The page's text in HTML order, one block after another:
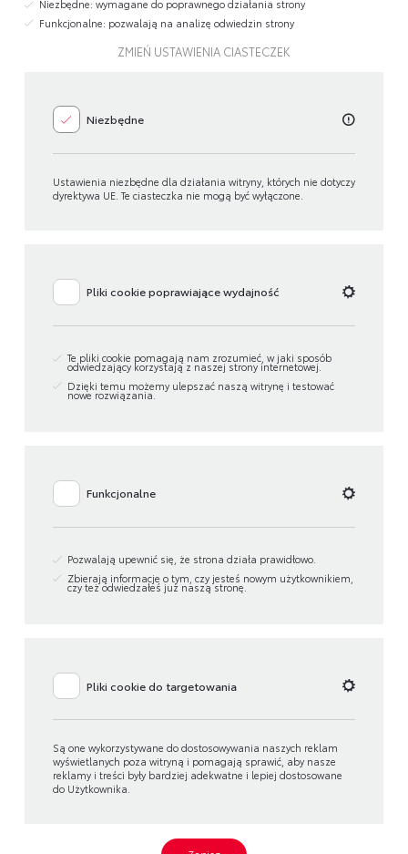
Niezbędne: wymagane do poprawnego działania strony
Funkcjonalne: pozwalają na analizę odwiedzin strony
ZMIEŃ USTAWIENIA CIASTECZEK
Niezbędne
Ustawienia niezbędne dla działania witryny, których nie dotyczy
dyrektywa UE. Te ciasteczka nie mogą być wyłączone.
Pliki cookie poprawiające wydajność
Te pliki cookie pomagają nam zrozumieć, w jaki sposób
odwiedzający korzystają z naszej strony internetowej.
Dzięki temu możemy ulepszać naszą witrynę i testować
nowe rozwiązania.
Funkcjonalne
Pozwalają upewnić się, że strona działa prawidłowo.
Zbierają informacje o tym, czy jesteś nowym użytkownikiem,
czy też odwiedzałeś już naszą stronę.
Pliki cookie do targetowania
Są one wykorzystywane do dostosowywania naszych reklam
wyświetlanych poza witryną i pomagają sprawić, aby nasze
reklamy i treści były bardziej adekwatne i lepiej dostosowane
do Użytkownika.